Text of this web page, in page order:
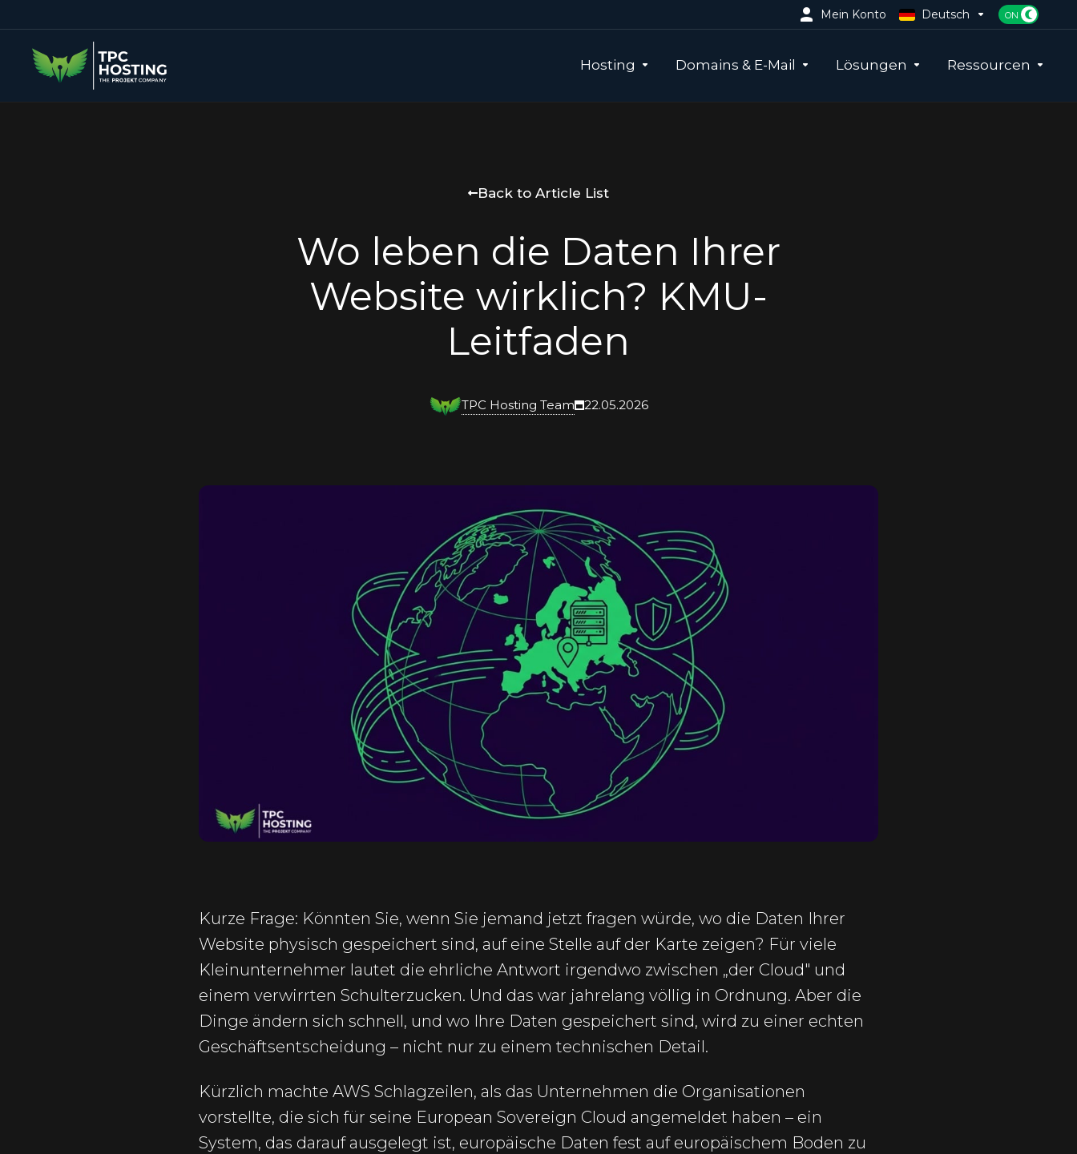
Mein Konto Deutsch
Hosting Domains & E-Mail Lösungen Ressourcen
Back to Article List
Wo leben die Daten Ihrer
Website wirklich? KMU-
Leitfaden
TPC Hosting Team 22.05.2026
Kurze Frage: Könnten Sie, wenn Sie jemand jetzt fragen würde, wo die Daten Ihrer
Website physisch gespeichert sind, auf eine Stelle auf der Karte zeigen? Für viele
Kleinunternehmer lautet die ehrliche Antwort irgendwo zwischen „der Cloud" und
einem verwirrten Schulterzucken. Und das war jahrelang völlig in Ordnung. Aber die
Dinge ändern sich schnell, und wo Ihre Daten gespeichert sind, wird zu einer echten
Geschäftsentscheidung – nicht nur zu einem technischen Detail.
Kürzlich machte AWS Schlagzeilen, als das Unternehmen die Organisationen
vorstellte, die sich für seine European Sovereign Cloud angemeldet haben – ein
System, das darauf ausgelegt ist, europäische Daten fest auf europäischem Boden zu